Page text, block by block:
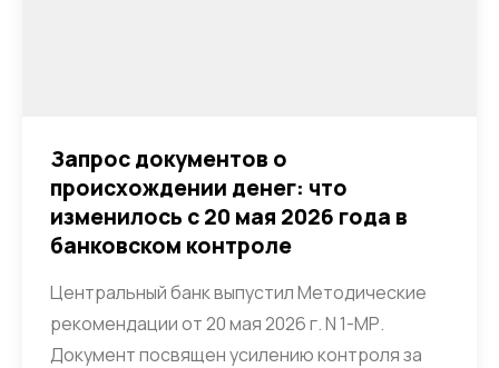
Запрос документов о
происхождении денег: что
изменилось с 20 мая 2026 года в
банковском контроле
Центральный банк выпустил Методические
рекомендации от 20 мая 2026 г. N 1-МР.
Документ посвящен усилению контроля за